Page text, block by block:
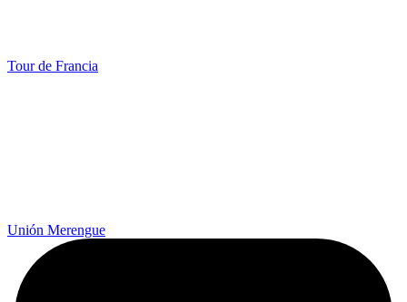
Tour de Francia
Unión Merengue